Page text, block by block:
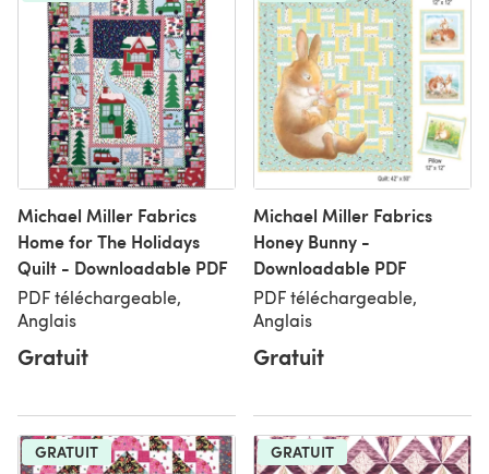
Michael Miller Fabrics
Home for The Holidays
Quilt - Downloadable PDF
PDF téléchargeable,
Anglais
Gratuit
Michael Miller Fabrics
Honey Bunny -
Downloadable PDF
PDF téléchargeable,
Anglais
Gratuit
GRATUIT GRATUIT